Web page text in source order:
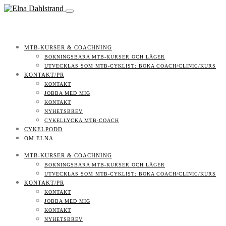
MTB-KURSER & COACHNING
BOKNINGSBARA MTB-KURSER OCH LÄGER
UTVECKLAS SOM MTB-CYKLIST: BOKA COACH/CLINIC/KURS
KONTAKT/PR
KONTAKT
JOBBA MED MIG
KONTAKT
NYHETSBREV
CYKELLYCKA MTB-COACH
CYKELPODD
OM ELNA
MTB-KURSER & COACHNING
BOKNINGSBARA MTB-KURSER OCH LÄGER
UTVECKLAS SOM MTB-CYKLIST: BOKA COACH/CLINIC/KURS
KONTAKT/PR
KONTAKT
JOBBA MED MIG
KONTAKT
NYHETSBREV